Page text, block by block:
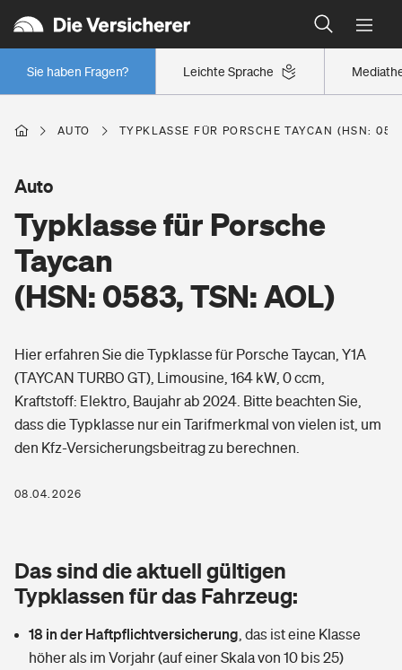
Leichte Sprache
Sie haben Fragen?
Wer versichert was: Jetzt Versicherer finden
Regionalklassen: So ist Ihre Region eingestuft
Wer versichert was: Jetzt Versicherer finden
Berufsunfähigkeitsversicherung
Erwerbsunfähigkeitsversicherung
Arbeitsrechtsschutz
Berufshaftpflichtversicherung
Rentenrechner: Wie viel Geld bekomme ich im Alter?
Wer versichert was: Jetzt Versicherer finden
Wohnen
Wohngebäudeversicherung
Hausratversicherung
Elementarversicherung
Photovoltaik
Wärmepumpen versichern
Vermieterrrechtsschutz
Mietkautionsversicherung
Pri­vate Haft­pflicht­
Rechts­schutz­ver­si­che­rung
Kinderunfall­ver­si­che­rung
Reiseversicherung
Gesundheit
Private Krankenversicherung
Tierkrankenversicherung
Zur Übersicht
AUTO TYPKLASSE FÜR PORSCHE TAYCAN (HSN:
Typklasse für Porsche
Taycan
(HSN: 0583, TSN: AOL)
Auto
Hier erfahren Sie die Typklasse für Porsche Taycan, Y1A
(TAYCAN TURBO GT), Limousine, 164 kW, 0 ccm,
Kraftstoff: Elektro, Baujahr ab 2024. Bitte beachten Sie,
dass die Typklasse nur ein Tarifmerkmal von vielen ist, um
den Kfz-Versicherungsbeitrag zu berechnen.
08.04.2026
Das sind die aktuell gültigen
Typklassen für das Fahrzeug:
18 in der Haftpflichtversicherung das ist eine Klasse
höher als im Vorjahr (auf einer Skala von 10 bis 25)